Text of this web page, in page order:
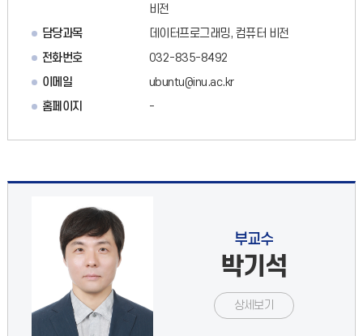
비전
담당과목
데이터프로그래밍, 컴퓨터 비전
전화번호
032-835-8492
이메일
ubuntu@inu.ac.kr
홈페이지
-
부교수
박기석
상세보기